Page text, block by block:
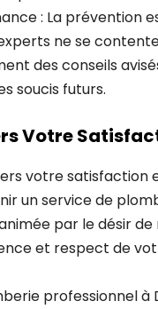
: La prévention
ne se
des conseils
soucis futurs.
Votre
votre satisfaction
un service de
par le désir
et respect de
professionnel